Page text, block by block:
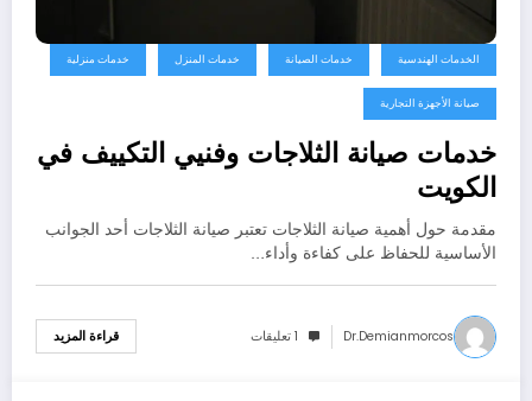
الخدمات الهندسية خدمات الصيانة خدمات المنزل خدمات منزلية
صيانة الأجهزة التجارية
خدمات صيانة الثلاجات وفنيي التكييف في
الكويت
مقدمة حول أهمية صيانة الثلاجات تعتبر صيانة الثلاجات أحد الجوانب
الأساسية للحفاظ على كفاءة وأداء…
Dr.demianmorcos 1 تعليقات قراءة المزيد